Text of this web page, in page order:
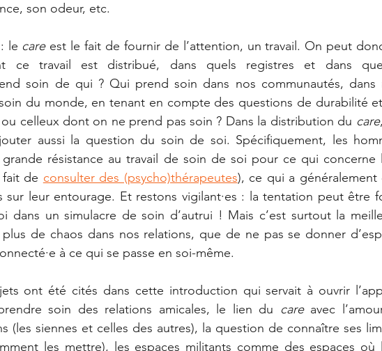
son odeur, etc.
le care est le fait de fournir de l’attention, un travail. On peut
ce travail est distribué, dans quels registres et dans
soin de qui ? Qui prend soin dans nos communautés, dans
du monde, en tenant en compte des questions de durabilité
celleux dont on ne prend pas soin ? Dans la distribution du care
aussi la question du soin de soi. Spécifiquement, les
résistance au travail de soin de soi pour ce qui concerne
de consulter des (psycho)thérapeutes), ce qui a généralement
sur leur entourage. Et restons vigilant·es : la tentation peut être
dans un simulacre de soin d’autrui ! Mais c’est surtout la
de chaos dans nos relations, que de ne pas se donner
à ce qui se passe en soi-même.
ont été cités dans cette introduction qui servait à ouvrir
soin des relations amicales, le lien du care avec
(les siennes et celles des autres), la question de connaître ses
les mettre), les espaces militants comme des espaces où